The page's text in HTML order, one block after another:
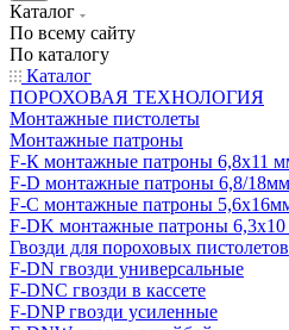
Каталог
По всему сайту
По каталогу
Каталог
ПОРОХОВАЯ ТЕХНОЛОГИЯ
Монтажные пистолеты
Монтажные патроны
F-К монтажные патроны 6,8х11
F-D монтажные патроны 6,8/
F-C монтажные патроны
F-DK монтажные патроны 6,3х10
Гвозди для пороховых пистолетов
F-DN гвозди универсальные
F-DNC гвозди в кассете
F-DNP гвозди усиленные